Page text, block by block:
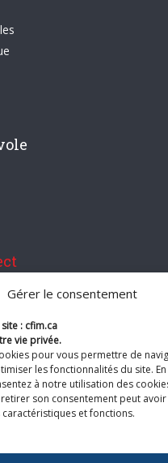
Gérer le consentement
: cfim.ca
vie privée.
pour vous permettre de
les fonctionnalités du site.
à notre utilisation des
son consentement peut
et fonctions.
de CFIM
Suivez-nous